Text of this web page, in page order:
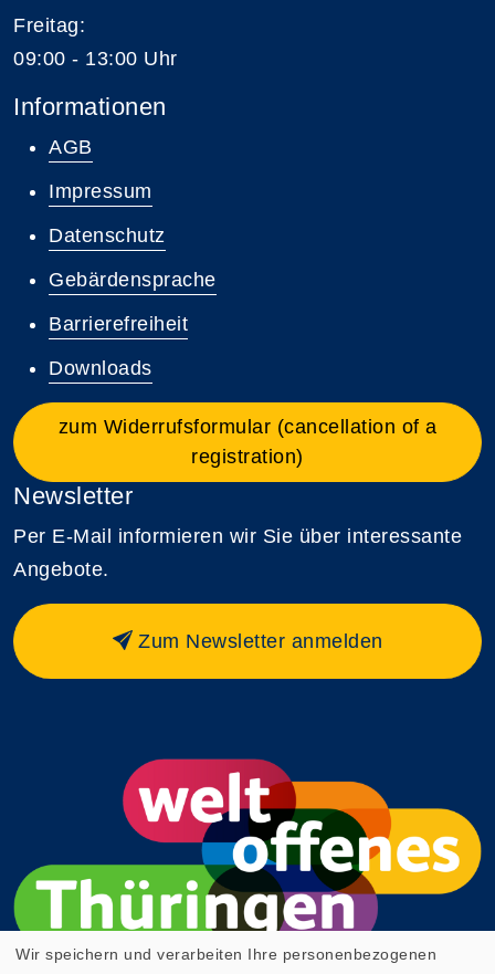
Freitag:
09:00 - 13:00 Uhr
Informationen
AGB
Impressum
Datenschutz
Gebärdensprache
Barrierefreiheit
Downloads
zum Widerrufsformular (cancellation of a
registration)
Newsletter
Per E-Mail informieren wir Sie über interessante
Angebote.
Zum Newsletter anmelden
Wir speichern und verarbeiten Ihre personenbezogenen